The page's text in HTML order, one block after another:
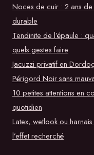
Noces de cuir : 2 ans
durable
Tendinite de l’épaule :
quels gestes faire
Jacuzzi privatif en
Périgord Noir sans
10 petites attentions en
quotidien
Latex, wetlook ou
l’effet recherché